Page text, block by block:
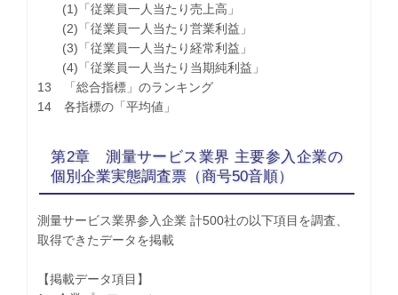
(1)「従業員一人当たり売上高」
(2)「従業員一人当たり営業利益」
(3)「従業員一人当たり経常利益」
(4)「従業員一人当たり当期純利益」
13 「総合指標」のランキング
14 各指標の「平均値」
第2章 測量サービス業界 主要参入企業の
個別企業実態調査票（商号50音順）
測量サービス業界参入企業 計500社の以下項目を調査、
取得できたデータを掲載
【掲載データ項目】